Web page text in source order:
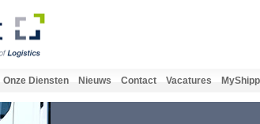
Onze Diensten Nieuws Contact Vacatures